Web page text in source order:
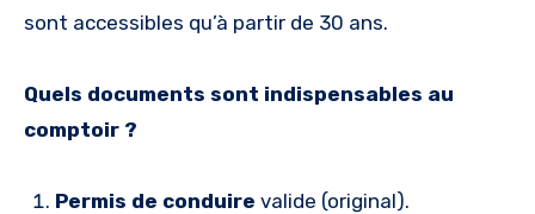
sont accessibles qu’à partir de 30 ans.
Quels documents sont indispensables au
comptoir ?
Permis de conduire valide (original).